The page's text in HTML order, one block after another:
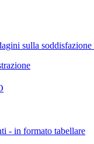
sulla soddisfazione
- in formato tabellare